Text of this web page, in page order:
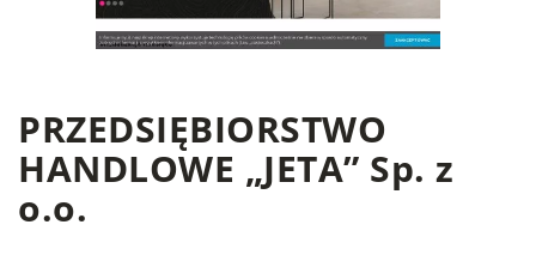
PRZEDSIĘBIORSTWO
HANDLOWE „JETA” Sp. z
o.o.